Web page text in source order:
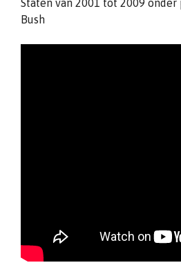
Staten van 2001 tot 2009 onder
Bush